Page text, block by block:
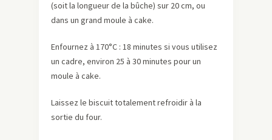
(soit la longueur de la bûche) sur 20 cm, ou
dans un grand moule à cake.
Enfournez à 170°C : 18 minutes si vous utilisez
un cadre, environ 25 à 30 minutes pour un
moule à cake.
Laissez le biscuit totalement refroidir à la
sortie du four.